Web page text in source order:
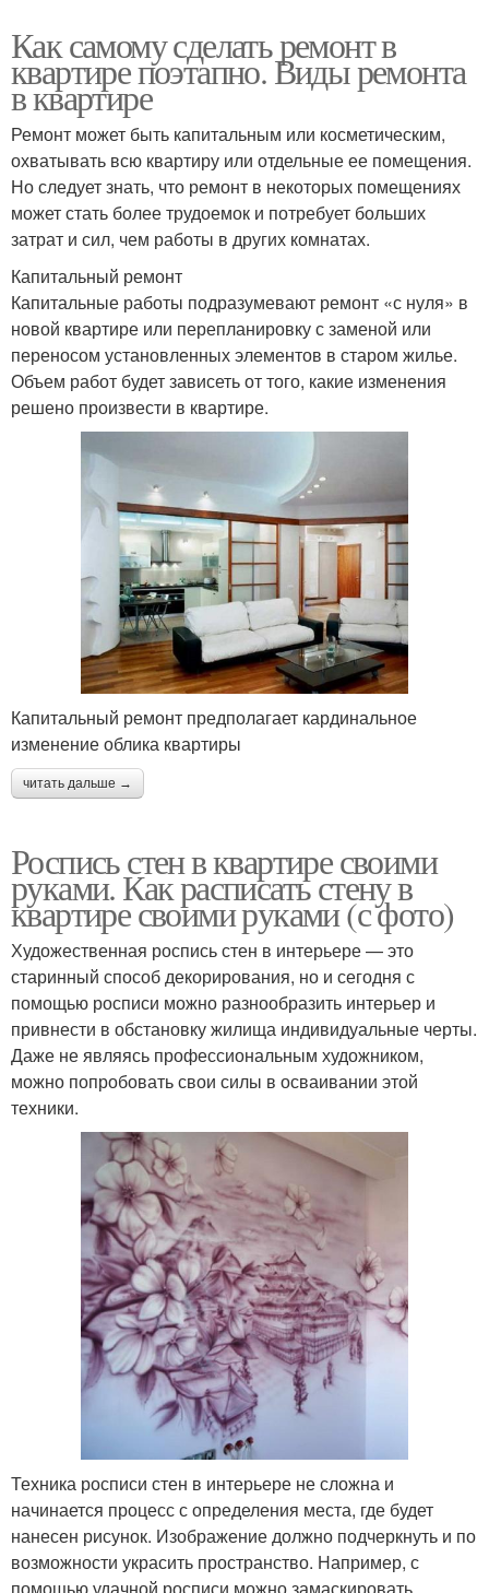
Как самому сделать ремонт в
квартире поэтапно. Виды ремонта
в квартире
Ремонт может быть капитальным или косметическим,
охватывать всю квартиру или отдельные ее помещения.
Но следует знать, что ремонт в некоторых помещениях
может стать более трудоемок и потребует больших
затрат и сил, чем работы в других комнатах.
Капитальный ремонт
Капитальные работы подразумевают ремонт «с нуля» в
новой квартире или перепланировку с заменой или
переносом установленных элементов в старом жилье.
Объем работ будет зависеть от того, какие изменения
решено произвести в квартире.
Капитальный ремонт предполагает кардинальное
изменение облика квартиры
читать дальше →
Роспись стен в квартире своими
руками. Как расписать стену в
квартире своими руками (с фото)
Художественная роспись стен в интерьере — это
старинный способ декорирования, но и сегодня с
помощью росписи можно разнообразить интерьер и
привнести в обстановку жилища индивидуальные черты.
Даже не являясь профессиональным художником,
можно попробовать свои силы в осваивании этой
техники.
Техника росписи стен в интерьере не сложна и
начинается процесс с определения места, где будет
нанесен рисунок. Изображение должно подчеркнуть и по
возможности украсить пространство. Например, с